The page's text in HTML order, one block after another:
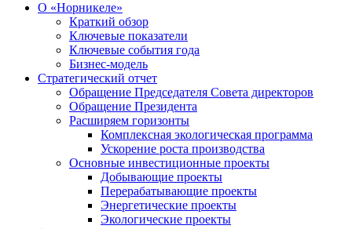
О «Норникеле»
Краткий обзор
Ключевые показатели
Ключевые события года
Бизнес-модель
Стратегический отчет
Обращение Председателя Совета директоров
Обращение Президента
Расширяем горизонты
Комплексная экологическая программа
Ускорение роста производства
Основные инвестиционные проекты
Добывающие проекты
Перерабатывающие проекты
Энергетические проекты
Экологические проекты